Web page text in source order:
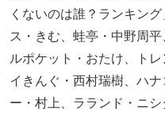
くないのは誰？ランキン
ス・きむ、蛙亭・中野周
ルポケット・おたけ、ト
イきんぐ・西村瑞樹、ハ
ー・村上、ラランド・ニ